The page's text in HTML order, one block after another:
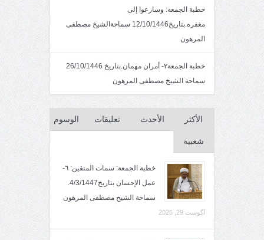
خطبة الجمعه: وسارعوا إلى
مغفره.بتاريخ12/10/1446 سماحةالشيخ مصطفى
المرهون
خطبة الجمعة٢- أمران مهمان.بتاريخ 26/10/1446
سماحة الشيخ مصطفى المرهون
الأكثر
شعبية
الأحدث تعليقات الوسوم
خطبة الجمعة: سمات المتقين: ٦-
عمل الإحسان بتاريخ4/3/1447.
سماحة الشيخ مصطفى المرهون
آگوست 29, 2025